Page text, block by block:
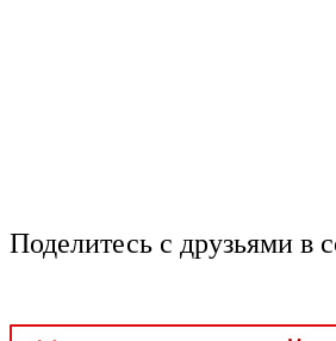
Поделитесь с друзьями в